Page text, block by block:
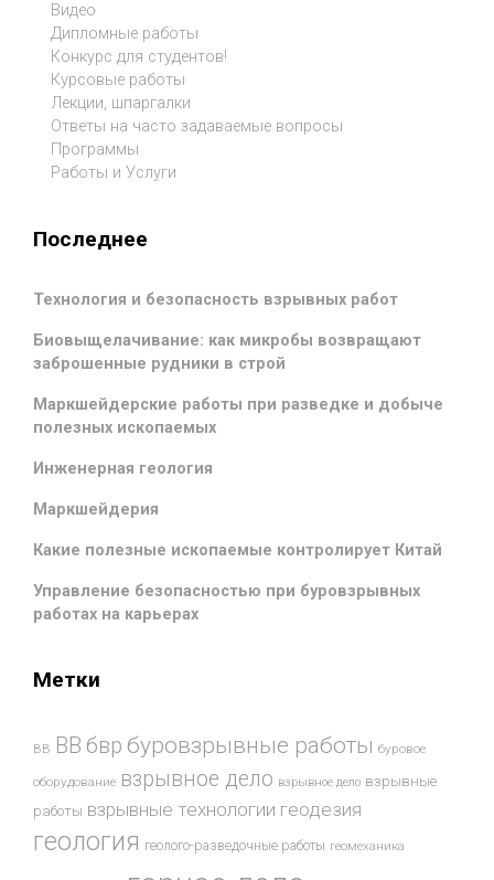
Видео
Дипломные работы
Конкурс для студентов!
Курсовые работы
Лекции, шпаргалки
Ответы на часто задаваемые вопросы
Программы
Работы и Услуги
Последнее
Технология и безопасность взрывных работ
Биовыщелачивание: как микробы возвращают
заброшенные рудники в строй
Маркшейдерские работы при разведке и добыче
полезных ископаемых
Инженерная геология
Маркшейдерия
Какие полезные ископаемые контролирует Китай
Управление безопасностью при буровзрывных
работах на карьерах
Метки
ВВ ВВ бвр буровзрывные работы буровое
оборудование взрывное дело взрывное дело взрывные
работы взрывные технологии геодезия
геология геолого-разведочные работы геомеханика